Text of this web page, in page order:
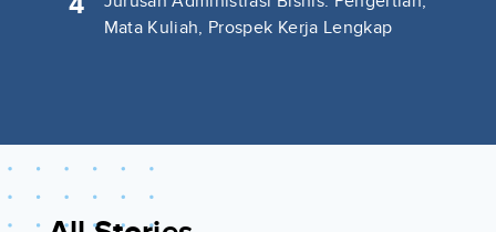
Mata Kuliah, Prospek Kerja Lengkap